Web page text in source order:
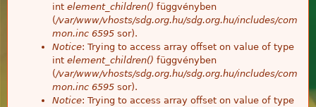
int element_children() függvényben
(/var/www/vhosts/sdg.org.hu/sdg.org.hu/includes/com
mon.inc 6595 sor).
Notice: Trying to access array offset on value of type
int element_children() függvényben
(/var/www/vhosts/sdg.org.hu/sdg.org.hu/includes/com
mon.inc 6595 sor).
Notice: Trying to access array offset on value of type